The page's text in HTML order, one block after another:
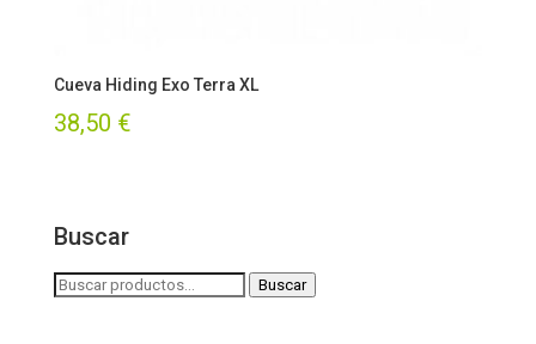
Cueva Hiding Exo Terra XL
38,50 €
Buscar
Buscar
Buscar